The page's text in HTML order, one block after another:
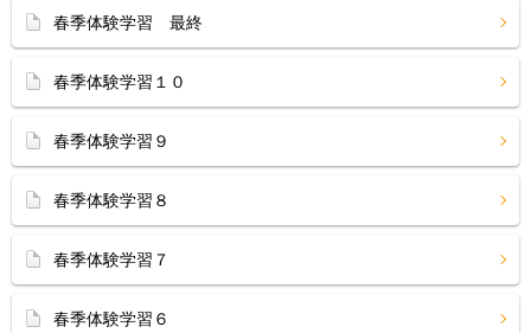
春季体験学習 最終
春季体験学習１０
春季体験学習９
春季体験学習８
春季体験学習７
春季体験学習６